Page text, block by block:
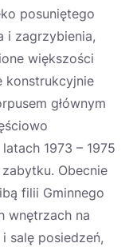
posuniętego
i zagrzybienia,
większości
konstrukcyjnie
głównym
1973 – 1975
Obecnie
filii Gminnego
wnętrzach na
salę posiedzeń,